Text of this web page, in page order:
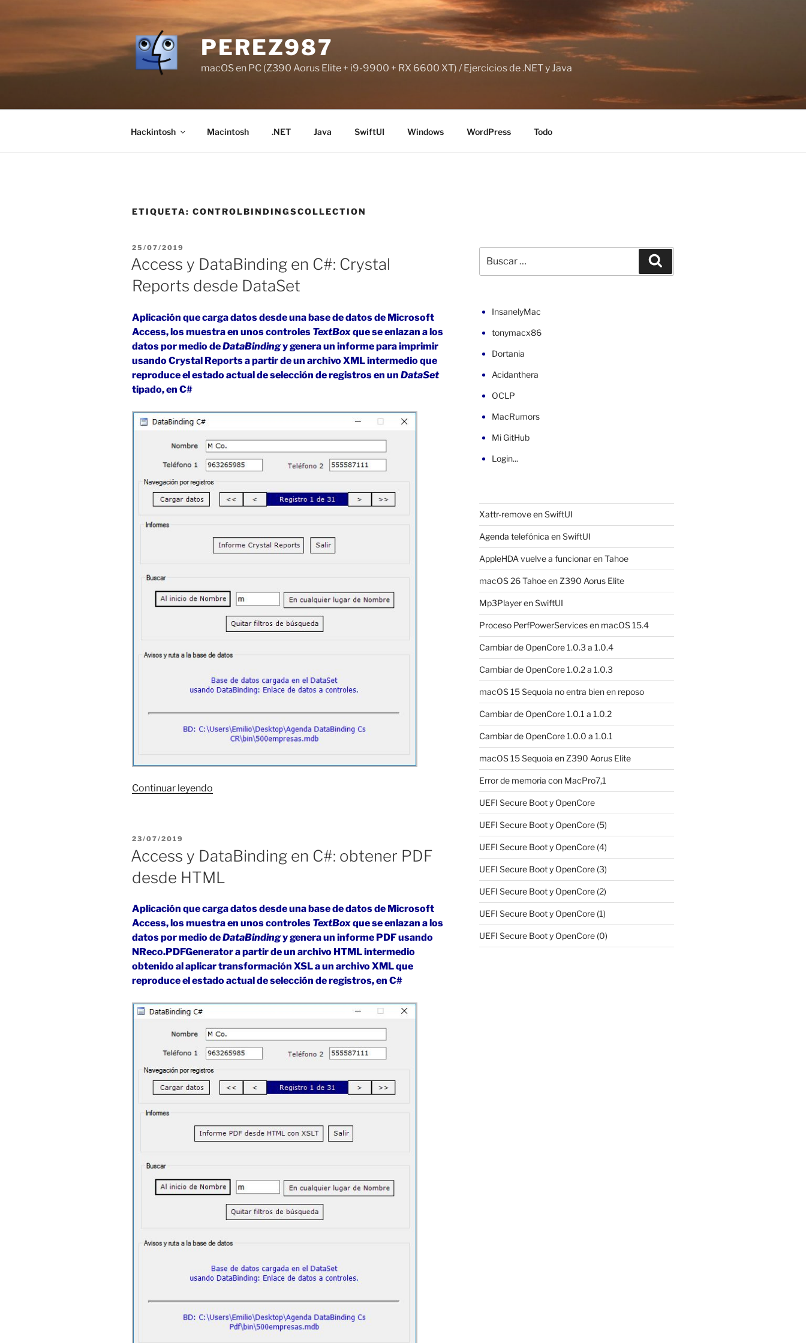
PEREZ987
macOS en PC (Z390 Aorus Elite + i9-9900 + RX 6600 XT) / Ejercicios de .NET y Java
Hackintosh Macintosh .NET Java SwiftUI Windows WordPress Todo
ETIQUETA: CONTROLBINDINGSCOLLECTION
PUBLICADO
EL
25/07/2019
Access y DataBinding en C#: Crystal
Reports desde DataSet
Aplicación que carga datos desde una base de datos de Microsoft
Access, los muestra en unos controles TextBoxque se enlazan a los
datos por medio deDataBindingy genera un informe para imprimir
usando Crystal Reports a partir de un archivo XML intermedio que
reproduce el estado actual de selección de registros en un DataSet
tipado, en C#
Continuar leyendo
Crystal
Reports
DataSet»
PUBLICADO
23/07/2019
Access y DataBinding en C#: obtener PDF
desde HTML
Aplicación que carga datos desde una base de datos de Microsoft
Access, los muestra en unos controles TextBoxque se enlazan a los
datos por medio deDataBindingy genera un informe PDF usando
NReco.PDFGenerator a partir de un archivo HTML intermedio
obtenido al aplicar transformación XSL a un archivo XML que
reproduce el estado actual de selección de registros, en C#
por:
InsanelyMac
tonymacx86
Dortania
Acidanthera
OCLP
MacRumors
Mi GitHub
Login...
Xattr-remove en SwiftUI
Agenda telefónica en SwiftUI
AppleHDA vuelve a funcionar en Tahoe
macOS 26 Tahoe en Z390 Aorus Elite
Mp3Player en SwiftUI
Proceso PerfPowerServices en macOS 15.4
Cambiar de OpenCore 1.0.3 a 1.0.4
Cambiar de OpenCore 1.0.2 a 1.0.3
macOS 15 Sequoia no entra bien en reposo
Cambiar de OpenCore 1.0.1 a 1.0.2
Cambiar de OpenCore 1.0.0 a 1.0.1
macOS 15 Sequoia en Z390 Aorus Elite
Error de memoria con MacPro7,1
UEFI Secure Boot y OpenCore
UEFI Secure Boot y OpenCore (5)
UEFI Secure Boot y OpenCore (4)
UEFI Secure Boot y OpenCore (3)
UEFI Secure Boot y OpenCore (2)
UEFI Secure Boot y OpenCore (1)
UEFI Secure Boot y OpenCore (0)